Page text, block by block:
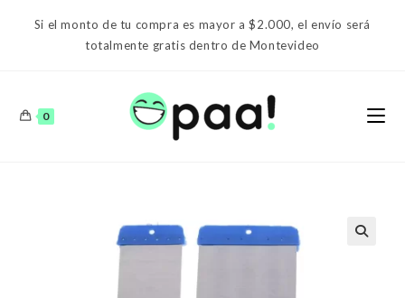
Si el monto de tu compra es mayor a $2.000, el envío será
totalmente gratis dentro de Montevideo
0